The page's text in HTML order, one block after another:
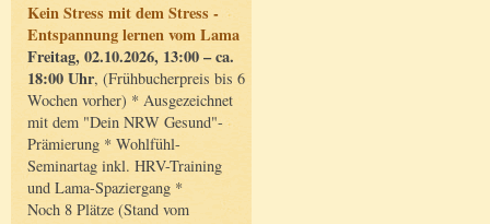
Kein Stress mit dem Stress -
Entspannung lernen vom Lama
Freitag, 02.10.2026, 13:00 – ca.
18:00 Uhr, (Frühbucherpreis bis 6
Wochen vorher) * Ausgezeichnet
mit dem "Dein NRW Gesund"-
Prämierung * Wohlfühl-
Seminartag inkl. HRV-Training
und Lama-Spaziergang *
Noch 8 Plätze (Stand vom